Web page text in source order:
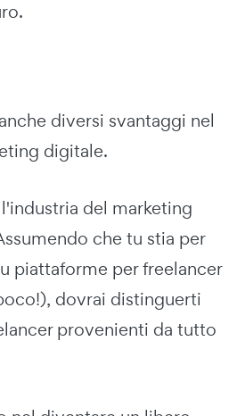
diversi svantaggi nel
digitale.
del marketing
che tu stia per
piattaforme per freelancer
dovrai distinguerti
provenienti da tutto